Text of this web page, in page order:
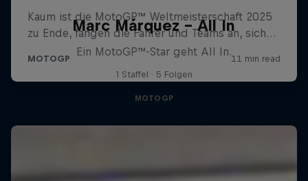
Marc Márquez – All In
Ein MotoGP™-Star geht All In.
1 Staffel · 5 Folgen
MOTOGP